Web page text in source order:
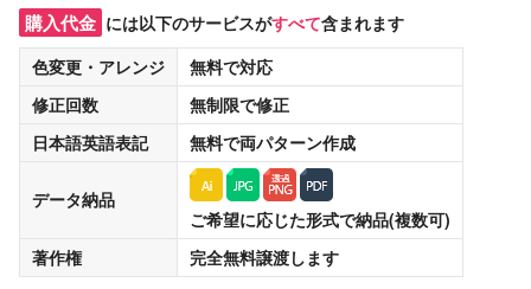
購入代金 には以下のサービスがすべて含まれます
色変更・アレンジ
無料で対応
修正回数
無制限で修正
日本語英語表記
無料で両パターン作成
データ納品
ご希望に応じた形式で納品(複数可)
著作権
完全無料譲渡します